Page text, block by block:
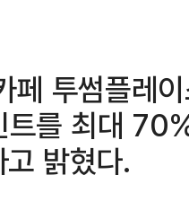
페 투썸플레
를 최대
밝혔다.